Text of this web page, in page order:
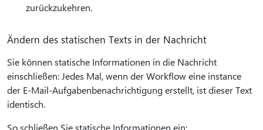
zurückzukehren.
Ändern des statischen Texts in der Nachricht
Sie können statische Informationen in die Nachricht
einschließen: Jedes Mal, wenn der Workflow eine instance
der E-Mail-Aufgabenbenachrichtigung erstellt, ist dieser Text
identisch.
So schließen Sie statische Informationen ein: